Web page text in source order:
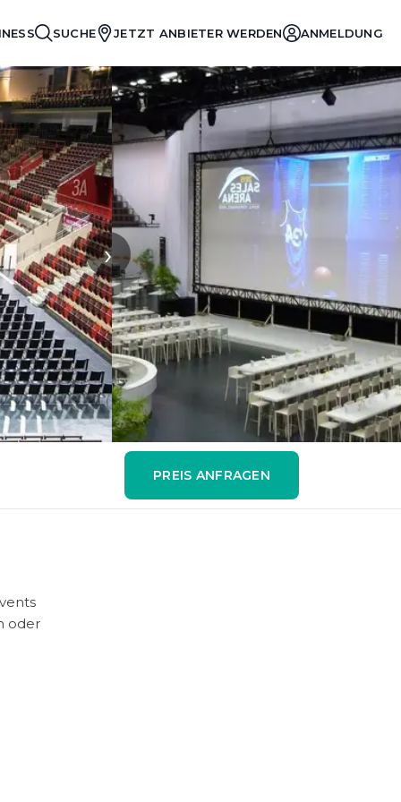
SUCHE JETZT ANBIETER WERDEN ANMELDUNG
›
PREIS ANFRAGEN
oder